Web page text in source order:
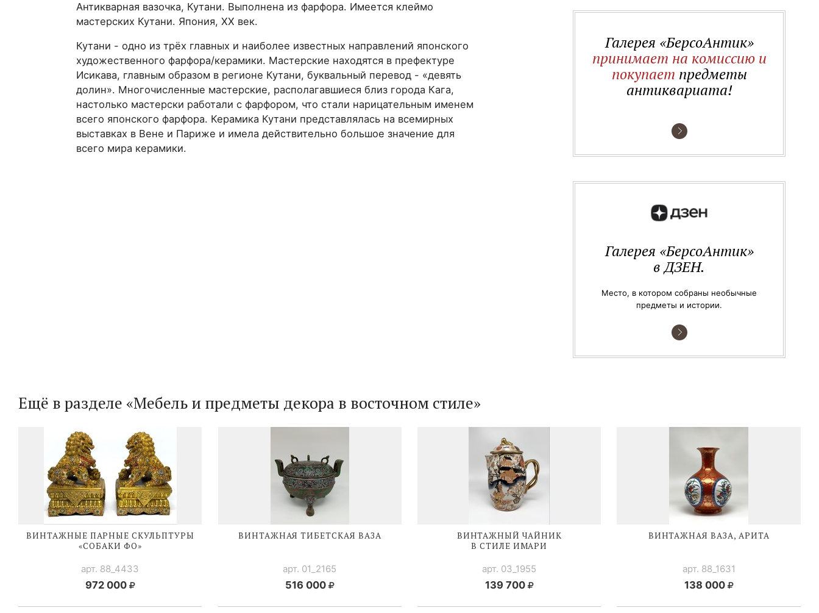
Антикварная вазочка, Кутани. Выполнена из фарфора. Имеется клеймо
мастерских Кутани. Япония, XX век.
Кутани - одно из трёх главных и наиболее известных направлений японского
художественного фарфора/керамики. Мастерские находятся в префектуре
Исикава, главным образом в регионе Кутани, буквальный перевод - «девять
долин». Многочисленные мастерские, располагавшиеся близ города Кага,
настолько мастерски работали с фарфором, что стали нарицательным именем
всего японского фарфора. Керамика Кутани представлялась на всемирных
выставках в Вене и Париже и имела действительно большое значение для
всего мира керамики.
Галерея «БерсоАнтик»
принимает на комиссию и
покупает предметы
антиквариата!
Галерея «БерсоАнтик»
в ДЗЕН.
Место, в котором собраны необычные
предметы и истории.
Ещё в разделе «Мебель и предметы декора в восточном стиле»
ВИНТАЖНЫЕ ПАРНЫЕ СКУЛЬПТУРЫ
«СОБАКИ ФО»
арт. 88_4433
972 000
ВИНТАЖНАЯ ТИБЕТСКАЯ ВАЗА
арт. 01_2165
516 000
ВИНТАЖНЫЙ ЧАЙНИК
В СТИЛЕ ИМАРИ
арт. 03_1955
139 700
ВИНТАЖНАЯ ВАЗА, АРИТА
арт. 88_1631
138 000